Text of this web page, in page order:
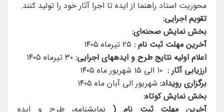
محوریت استاد راهنما از ایده تا اجرا آثار خود را تولید کنند.
تقویم اجرایی:
بخش نمایش صحنه‌ای:
آخرین مهلت ثبت نام :
اعلام اولیه نتایج طرح و ایده­های اجرایی:
ارزیابی آثار :
برگزاری رویداد: شهریور الی آبان ماه ۱۴۰۵
بخش نمایش کوتاه:
آخرین مهلت ثبت نام ( نمایشنامه، طرح و ایده